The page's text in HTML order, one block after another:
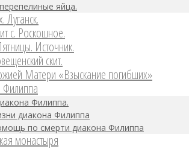
яйца.
Луганск.
с. Роскошное.
Источник.
скит.
Матери «Взыскание погибших»
Филиппа
Филиппа.
диакона Филиппа
по смерти диакона Филиппа
монастыря